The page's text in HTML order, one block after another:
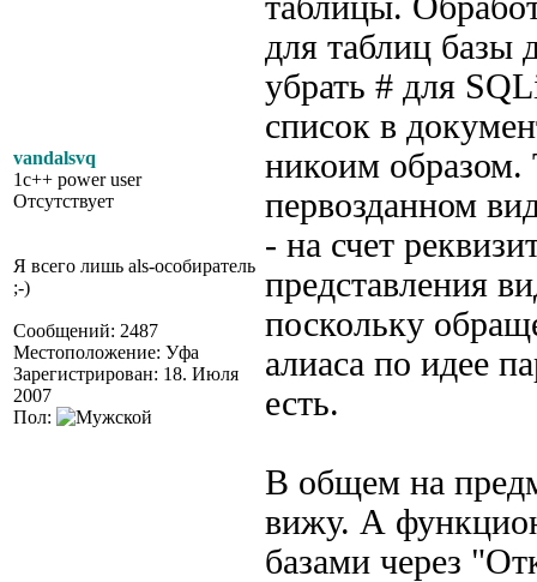
vandalsvq
1c++ power user
Отсутствует
Я всего лишь als-особиратель
;-)
Сообщений: 2487
Местоположение: Уфа
Зарегистрирован: 18. Июля
2007
Пол:
для таблиц базы
убрать # для
список в
никоим образом.
первозданном
- на счет
представления
поскольку
алиаса по идее
есть.
В общем на
вижу. А
базами через